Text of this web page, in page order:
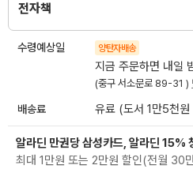
전자책
수령예상일 양탄자배송
지금 주문하면 내일
(중구 서소문로 89-31 )
배송료 유료 (도서 1만5천원
알라딘 만권당 삼성카드, 알라딘 15%
최대 1만원 또는 2만원 할인(전월 30